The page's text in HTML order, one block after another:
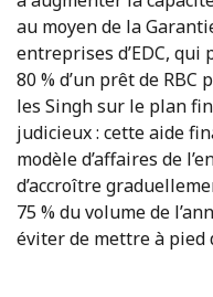
au moyen de la
entreprises d’EDC, qui
80 % d’un prêt de
les Singh sur le plan
judicieux : cette aide
modèle d’affaires de
d’accroître
75 % du volume de
éviter de mettre à pied